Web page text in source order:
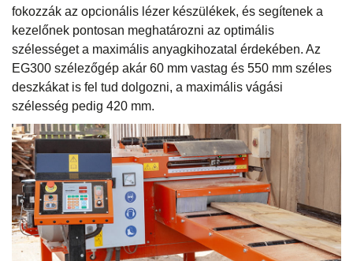
fokozzák az opcionális lézer készülékek, és segítenek a
kezelőnek pontosan meghatározni az optimális
szélességet a maximális anyagkihozatal érdekében. Az
EG300 szélezőgép akár 60 mm vastag és 550 mm széles
deszkákat is fel tud dolgozni, a maximális vágási
szélesség pedig 420 mm.